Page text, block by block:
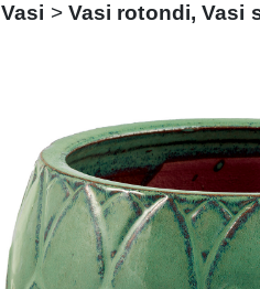
Vasi > Vasi rotondi,Vasi